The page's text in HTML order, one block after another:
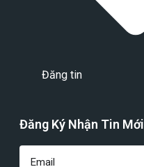
Đăng tin
Đăng Ký Nhận Tin Mới